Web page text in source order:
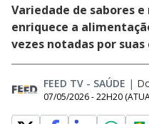
Variedade de sabores
enriquece a
vezes notadas por suas
FEED TV - SAÚDE |
07/05/2026 - 22H20